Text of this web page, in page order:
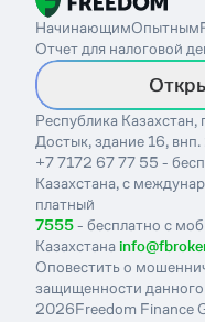
НачинающимОпытным
Отчет для налоговой
Республика Казахстан,
Достык, здание 16,
+7 7172 67 77 55 -
Казахстана, с
платный
7555- бесплатно с
Казахстана
Оповестить о
защищенности данного
2026Freedom Finance